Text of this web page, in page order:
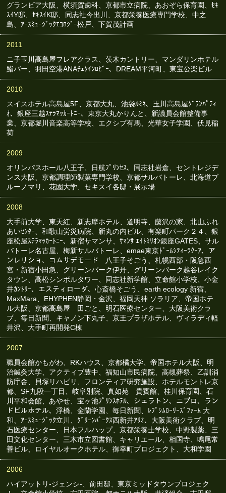
グランビア大阪、横須賀歯科、京都市立病院、あおぞら保育園、ｾｷ
ｽｲY邸、ｾｷｽｲK邸、同志社今出川、京都栄養医療専門学校、中之
島、ｱｰｽﾐｭｰｼﾞｯｸｴｺﾛｼﾞｰ松戸、下賀茂計画
2011
ニ子玉川高島屋フレアクラス、茨木カントリー、マンダリンホテル
鮨バー、羽田空港ANAﾁｪｸｲﾝﾛﾋﾞｰ、DREAM平河町、東宝公楽ビル
2010
スイスホテル高島屋5F、京都大丸、池袋ﾙﾐﾈ、玉川高島屋ｸﾞﾗﾝﾊﾟﾃｨ
ｵ、銀座三越ｽﾃﾗﾏｯｶｰﾄﾆｰ、東京大丸かりんと、新議員会館整備事
業、京都堀川音楽高等学校、エクシブ有馬、光華女子学園、伏見稲
荷
2009
オリンパスホール八王子、日航ﾌﾟﾘﾝｾｽ、同志社岩倉、セントレジデ
ンス大阪、京都調理師製菓専門学校、京都サルバトーレ、北海道ブ
ルーノマリ、花園大学、セキスイ各邸・展示場
2008
大手前大学、東天紅、新志摩ホテル、道明寺、藤沢の家、北山ふれ
あいｾﾝﾀｰ、和歌山労災病院、新丸の内ビル、有楽町パーク２４、銀
座松屋ｽﾃﾗﾏｯｶｰﾄﾆｰ、新宿サマンサ、ｻﾏﾝｻ ｴｲﾄﾐﾘｵﾝ銀座GATES、サル
バトーレ名古屋、梅新サルバトーレ、emae東京ﾄﾞｰﾑｼﾃｨｰﾗｸｰｱ、ア
ンレリショ、コムサデモード 八王子そごう、札幌西部・阪急西
宮・新宿小田急、グリーンパーク伊丹、グリーンパーク越谷レイク
タウン、高松シンボルタワー、同志社新学館、立命館小学校、小金
井ｶﾝﾄﾘｰ、エスティローダ、心斎橋そごう、earth ecology 新宿、
MaxMara、EHYPHEN静岡・金沢、福岡天神 ソラリア、帝国ホテ
ル大阪、京都高島屋 田ごと、明石医療センター、大阪美術クラ
ブ、毎日新聞、キャノン下丸子、京王プラザホテル、ヴィラディ軽
井沢、大手町再開発C棟
2007
職員会館かもがわ、RKハウス、京都橘大学、帝国ホテル大阪、明
治鍼灸大学、アクティブ豊中、福知山市民病院、高槻葬祭、乙訓消
防庁舎、貝塚リハビリ、フロンティア研究施設、ホテルモントレ京
都、SF九段一丁目、岐阜別院、真如苑 貴賓館、桂川保育園、石
川平和会館、あやせ、宝ヶ池ﾌﾟﾘﾝｽﾎﾃﾙ、シェラトン、ニプロ、ラン
ドビルホテル、浮橋、金蘭学園、毎日新聞、ﾚﾌﾟｼﾑﾛｰﾘｰｽﾞﾌｧｰﾑ 大
和、ｱｰｽﾐｭｰｼﾞｯｸ立川、ｸﾞﾘｰﾝﾊﾟｰｸｽ西新井ｱﾘｵ、大阪美術クラブ、明
石医療センター、日本フルハップ、京都栄養士学校、中野製薬、三
田文化センター、三木市立図書館、キャリエール、相国寺、鳴尾常
善ビル、ロイヤルオークホテル、御幸町プロジェクト、大和学園
2006
ハイアットリ-ジェンシ-、前田邸、東京ミッドタウンプロジェク